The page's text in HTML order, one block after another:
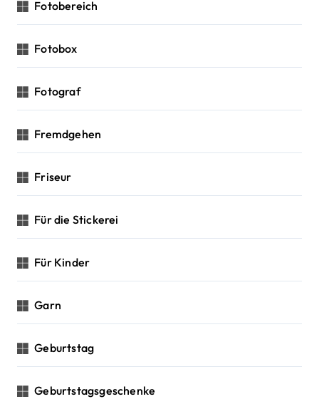
Fotobereich
Fotobox
Fotograf
Fremdgehen
Friseur
Für die Stickerei
Für Kinder
Garn
Geburtstag
Geburtstagsgeschenke